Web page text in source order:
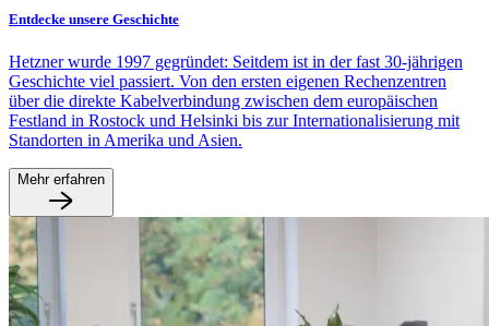
Entdecke unsere Geschichte
Hetzner wurde 1997 gegründet: Seitdem ist in der fast 30-jährigen
Geschichte viel passiert. Von den ersten eigenen Rechenzentren
über die direkte Kabelverbindung zwischen dem europäischen
Festland in Rostock und Helsinki bis zur Internationalisierung mit
Standorten in Amerika und Asien.
Mehr erfahren